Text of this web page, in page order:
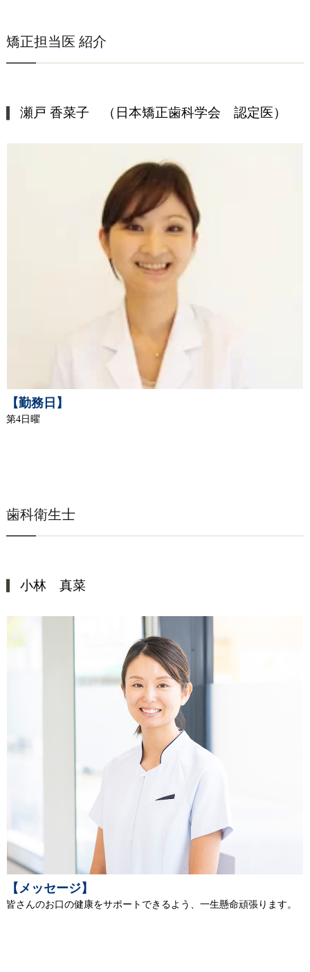
矯正担当医 紹介
瀬戸 香菜子 （日本矯正歯科学会 認定医）
【勤務日】
第4日曜
歯科衛生士
小林 真菜
【メッセージ】
皆さんのお口の健康をサポートできるよう、一生懸命頑張ります。